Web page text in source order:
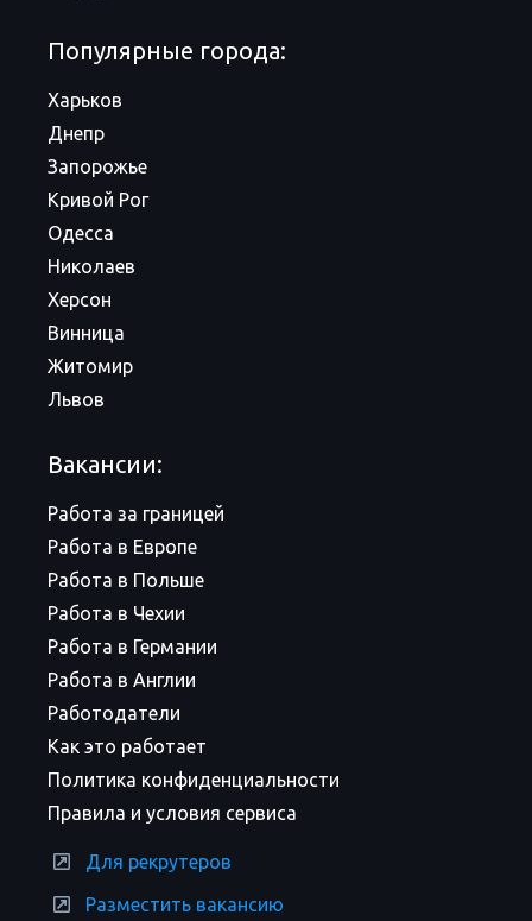
Популярные города:
Харьков
Днепр
Запорожье
Кривой Рог
Одесса
Николаев
Херсон
Винница
Житомир
Львов
Вакансии:
Работа за границей
Работа в Европе
Работа в Польше
Работа в Чехии
Работа в Германии
Работа в Англии
Работодатели
Как это работает
Политика конфиденциальности
Правила и условия сервиса
Для рекрутеров
Разместить вакансию